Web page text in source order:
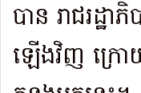
បាន រាជរដ្ឋ
ឡើងវិញ ក្រ